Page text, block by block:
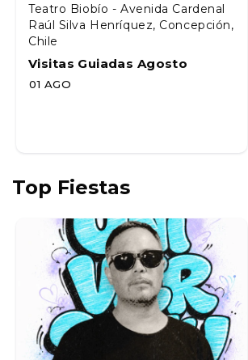
Teatro Biobío - Avenida Cardenal
Raúl Silva Henríquez, Concepción,
Chile
Visitas Guiadas Agosto
01 AGO
Top Fiestas